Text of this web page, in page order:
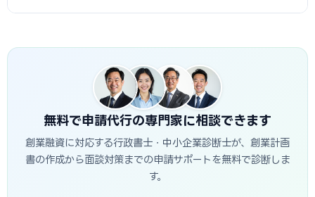
の方が重要です。1%金利が違っても1,000万円・5年間の利
息差は約27万円程度です。一方、資金調達に失敗して事業を
始められなかった場合の機会損失は計り知れません。まず創
業融資の申請に集中し、金利は申込先・制度の選択で最適化
することをお勧めします。
無料で申請代行の専門家に相談できます
創業融資に対応する行政書士・中小企業診断士が、創業計画
書の作成から面談対策までの申請サポートを無料で診断しま
す。